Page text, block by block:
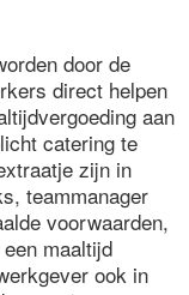
door de
direct helpen
aan
catering te
zijn in
teammanager
voorwaarden,
maaltijd
ook in